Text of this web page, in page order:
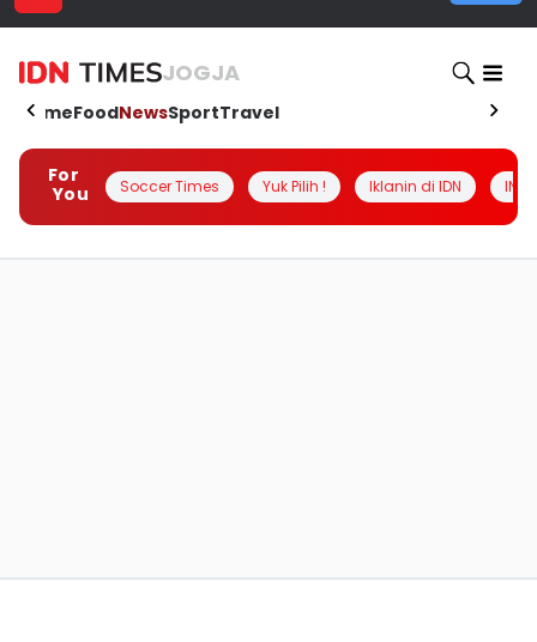
JOGJA
HomeFoodNewsSportTravel
For
You
Soccer Times Yuk Pilih ! Iklanin di IDN